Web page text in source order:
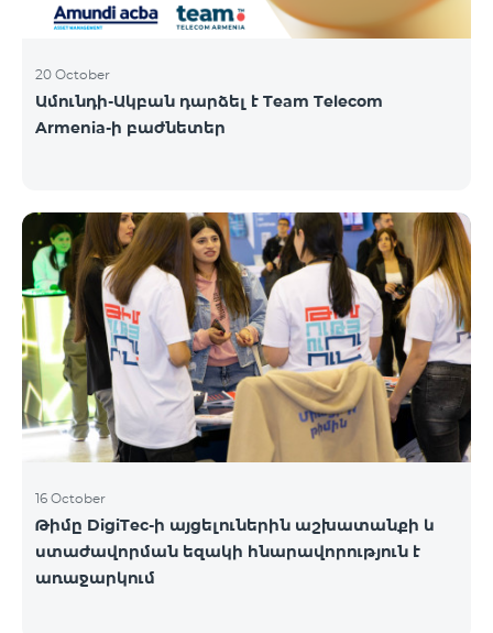
20 October
Ամունդի-Ակբան դարձել է Team Telecom
Armenia-ի բաժնետեր
16 October
Թիմը DigiTec-ի այցելուներին աշխատանքի և
ստաժավորման եզակի հնարավորություն է
առաջարկում